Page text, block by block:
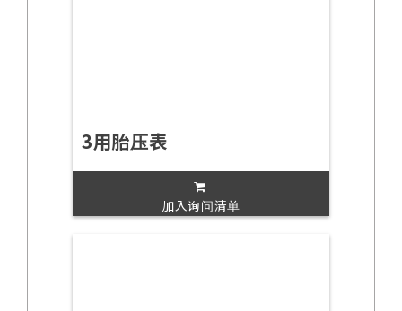
3用胎压表
加入询问清单